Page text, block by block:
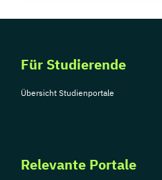
Für Studierende
Übersicht Studienportale
Relevante Portale